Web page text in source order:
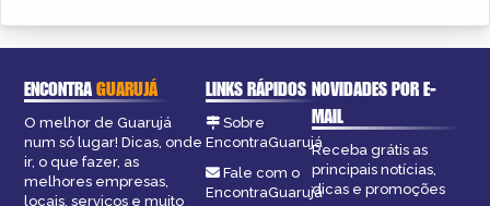
ENCONTRAGUARUJÁ
O melhor de Guarujá
num só lugar! Dicas, onde
ir, o que fazer, as
melhores empresas,
locais, serviços e muito
LINKS RÁPIDOS
Sobre
EncontraGuarujá
Fale com o
EncontraGuarujá
NOVIDADES POR E-
MAIL
Receba grátis as
principais notícias,
dicas e promoções